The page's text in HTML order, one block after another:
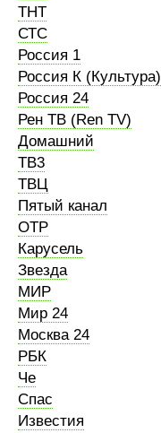
ТНТ
СТС
Россия 1
Россия К (Культура)
Россия 24
Рен ТВ (Ren TV)
Домашний
ТВ3
ТВЦ
Пятый канал
ОТР
Карусель
Звезда
МИР
Мир 24
Москва 24
РБК
Че
Спас
Известия